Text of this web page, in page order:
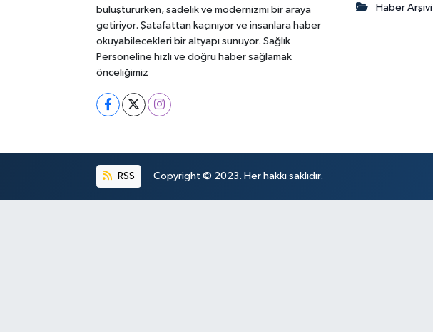
buluştururken, sadelik ve modernizmi bir araya
getiriyor. Şatafattan kaçınıyor ve insanlara haber
okuyabilecekleri bir altyapı sunuyor. Sağlık
Personeline hızlı ve doğru haber sağlamak
önceliğimiz
Haber Arşivi
RSS Copyright © 2023. Her hakkı saklıdır.